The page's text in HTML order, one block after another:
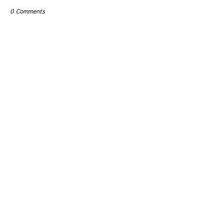
0 Comments